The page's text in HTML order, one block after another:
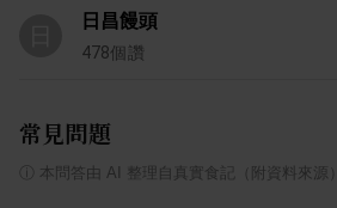
日昌饅頭
478個讚
常見問題
本問答由 AI 整理自真實食記（附資料來源）